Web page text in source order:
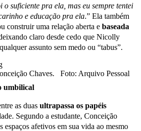
o suficiente pra ela, mas eu sempre tentei
e educação pra ela.” Ela também
construir uma relação aberta e baseada
claro desde cedo que Nicolly
assunto sem medo ou “tabus”.
Chaves. Foto: Arquivo Pessoal
umbilical
as duas ultrapassa os papéis
Segundo a estudante, Conceição
espaços afetivos em sua vida ao mesmo